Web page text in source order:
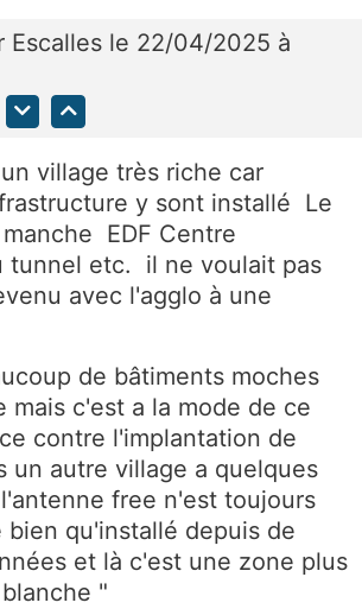
Escalles le 22/04/2025 à
village très riche car
y sont installé Le
EDF Centre
tunnel etc. il ne voulait pas
avec l'agglo à une
de bâtiments moches
mais c'est a la mode de ce
contre l'implantation de
un autre village a quelques
free n'est toujours
bien qu'installé depuis de
et là c'est une zone plus
"